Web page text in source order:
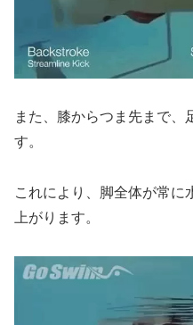
また、膝からつま先まで、
す。
これにより、脚全体が常に
上がります。